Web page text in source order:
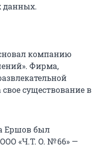
данных.
компанию
Фирма,
существование в
Ершов был
«Ч.Т. О. № 66» —